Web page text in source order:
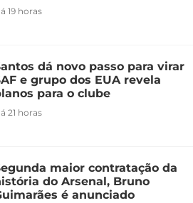
19 horas
dá novo passo para virar
e grupo dos EUA revela
para o clube
21 horas
maior contratação da
do Arsenal, Bruno
é anunciado